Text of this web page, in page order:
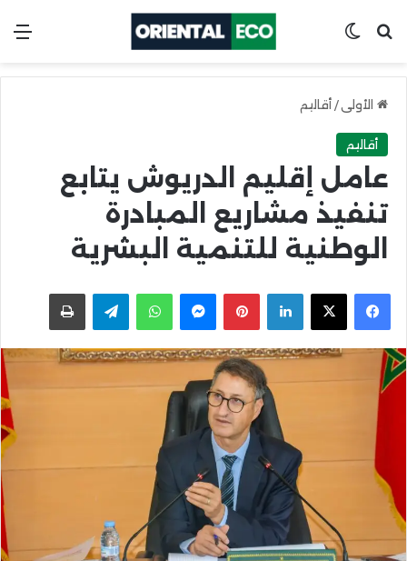
ابحث عنSwitch skin
الأولى / أقاليم
أقاليم
عامل إقليم الدريوش يتابع
تنفيذ مشاريع المبادرة
الوطنية للتنمية البشرية
Facebook
X
LinkedIn
Pinterest
Messenger
WhatsApp
Telegramاطبعها